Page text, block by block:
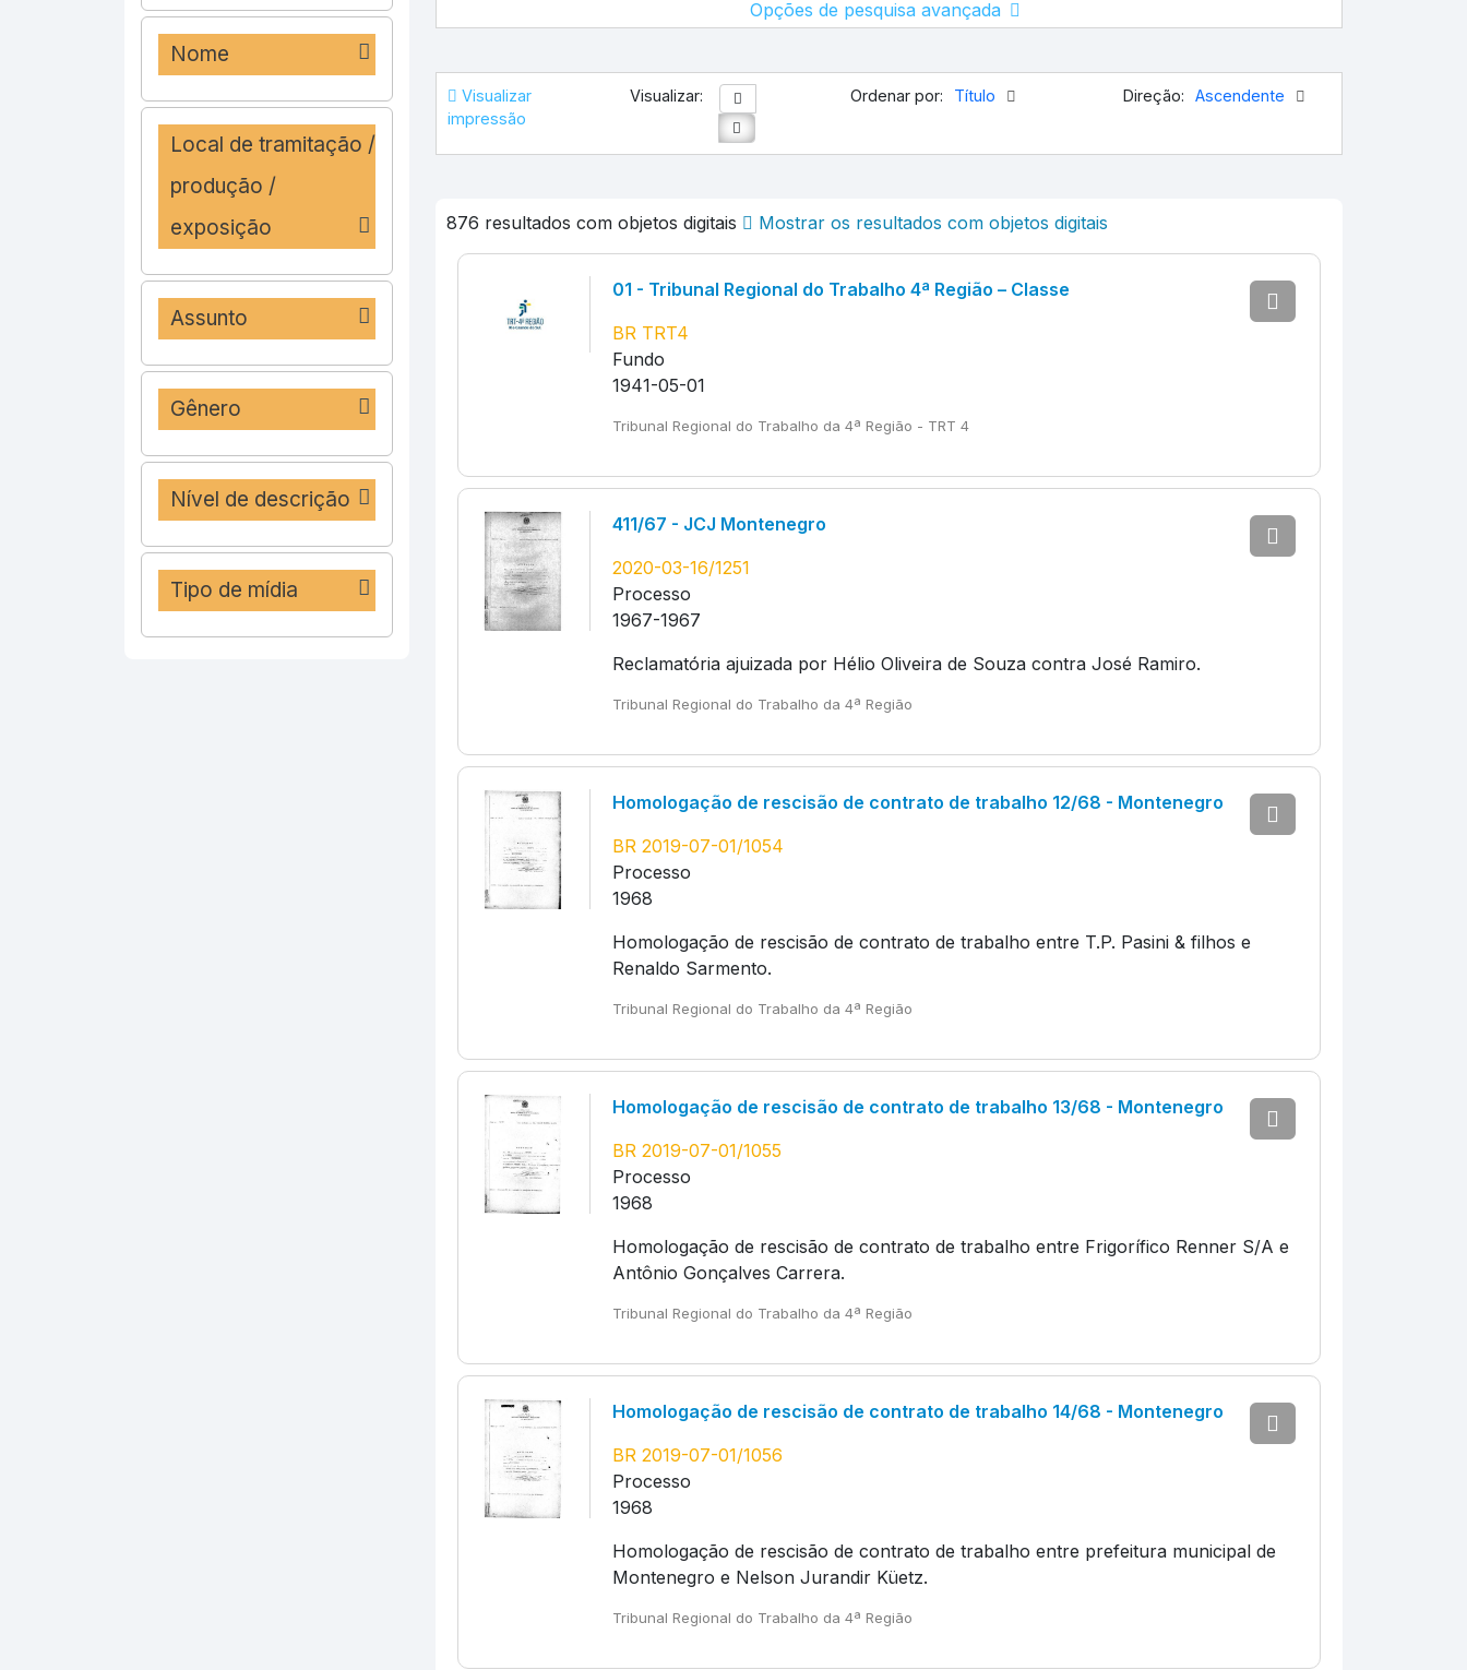
Nome
Local de tramitação /
produção /
exposição
Assunto
Gênero
Nível de descrição
Tipo de mídia
Opções de pesquisa avançada
Visualizar
impressão
Visualizar: Ordenar por: Título Direção: Ascendente
876 resultados com objetos digitais Mostrar os resultados com objetos digitais
01 - Tribunal Regional do Trabalho 4ª Região – Classe
BR TRT4
Fundo
1941-05-01
Tribunal Regional do Trabalho da 4ª Região - TRT 4
411/67 - JCJ Montenegro
2020-03-16/1251
Processo
1967-1967
Reclamatória ajuizada por Hélio Oliveira de Souza contra José Ramiro.
Tribunal Regional do Trabalho da 4ª Região
Homologação de rescisão de contrato de trabalho 12/68 - Montenegro
BR 2019-07-01/1054
Processo
1968
Homologação de rescisão de contrato de trabalho entre T.P. Pasini & filhos e
Renaldo Sarmento.
Tribunal Regional do Trabalho da 4ª Região
Homologação de rescisão de contrato de trabalho 13/68 - Montenegro
BR 2019-07-01/1055
Processo
1968
Homologação de rescisão de contrato de trabalho entre Frigorífico Renner S/A e
Antônio Gonçalves Carrera.
Tribunal Regional do Trabalho da 4ª Região
Homologação de rescisão de contrato de trabalho 14/68 - Montenegro
BR 2019-07-01/1056
Processo
1968
Homologação de rescisão de contrato de trabalho entre prefeitura municipal de
Montenegro e Nelson Jurandir Küetz.
Tribunal Regional do Trabalho da 4ª Região